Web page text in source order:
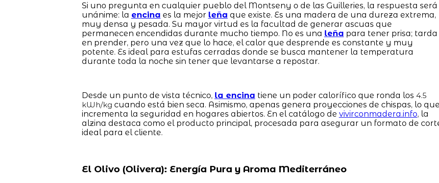
Si uno pregunta en cualquier pueblo del Montseny o de las Guilleries, la respuesta será
unánime: la encina es la mejor leña que existe. Es una madera de una dureza extrema,
muy densa y pesada. Su mayor virtud es la facultad de generar ascuas que
permanecen encendidas durante mucho tiempo. No es una leña para tener prisa; tarda
en prender, pero una vez que lo hace, el calor que desprende es constante y muy
potente. Es ideal para estufas cerradas donde se busca mantener la temperatura
durante toda la noche sin tener que levantarse a repostar.
Desde un punto de vista técnico, la encina tiene un poder calorífico que ronda los 4.5
kWh/kg cuando está bien seca. Asimismo, apenas genera proyecciones de chispas, lo
incrementa la seguridad en hogares abiertos. En el catálogo de vivirconmadera.info, la
alzina destaca como el producto principal, procesada para asegurar un formato de
ideal para el cliente.
El Olivo (Olivera): Energía Pura y Aroma Mediterráneo